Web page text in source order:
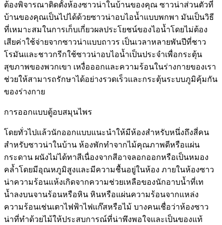
ต้องพิจารณาติดตั้งห้องซาวน่าในบ้านของคุณ ซาวน่าส่วนตัวที่
บ้านของคุณเป็นไปได้ด้วยซาวน่าอบไอน้ำแบบพกพา มันเป็นวิธี
ที่เหมาะสมในการเก็บเกี่ยวผลประโยชน์ของไอน้ำโดยไม่ต้อง
เสียค่าใช้จ่ายจากซาวน่าแบบถาวร เป็นเวลาหลายพันปีที่ชาว
โรมันและชาวกรีกใช้ซาวน่าอบไอน้ำเป็นประจำเพื่อกระตุ้น
สุขภาพของพวกเขา เหงื่อออกและความร้อนในร่างกายของเรา
ช่วยให้สามารถรักษาได้อย่างรวดเร็วและกระตุ้นระบบภูมิคุ้มกัน
ของร่างกาย
การออกแบบตู้อบสมุนไพร
โดยทั่วไปแล้วนักออกแบบแนะนำให้มีห้องสำหรับหนึ่งถึงสี่คน
สำหรับซาวน่าในบ้าน ห้องพักทำจากไม้คุณภาพดีหรือแผ่น
กระดาน ผนังไม่ได้ทาสีเนื่องจากสีอาจลอกออกหรือเป็นหมอง
คล้ำโดยมีอุณหภูมิสูงและมีความชื้นอยู่ในห้อง ภายในห้องซาว
น่าความร้อนแห้งเกิดจากความช่วยเหลือของนักอาบน้ำที่เท
น้ำลงบนจานร้อนหรือหิน หินหรือแผ่นความร้อนจากแหล่ง
ความร้อนเช่นเตาไฟฟ้าไฟแก๊สหรือไม้ บางคนเชื่อว่าห้องซาว
น่าที่ทำด้วยไม้ให้ประสบการณ์ที่น่าพึงพอใจและเป็นของแท้